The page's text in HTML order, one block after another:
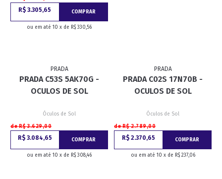
R$ 3.305,65 COMPRAR
ou em até 10 x de R$ 330,56
PRADA
PRADA C53S 5AK70G -
OCULOS DE SOL
Óculos de Sol
de R$ 3.629,00
R$ 3.084,65 COMPRAR
ou em até 10 x de R$ 308,46
PRADA
PRADA C02S 17N70B -
OCULOS DE SOL
Óculos de Sol
de R$ 2.789,00
R$ 2.370,65 COMPRAR
ou em até 10 x de R$ 237,06